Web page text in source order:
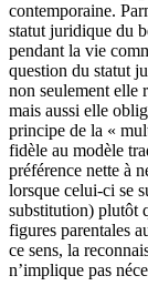
contemporaine.
statut juridique du
pendant la vie
question du statut
non seulement elle
mais aussi elle
principe de la «
fidèle au modèle
préférence nette à
lorsque celui-ci se
substitution) plutôt
figures parentales
ce sens, la
n’implique pas